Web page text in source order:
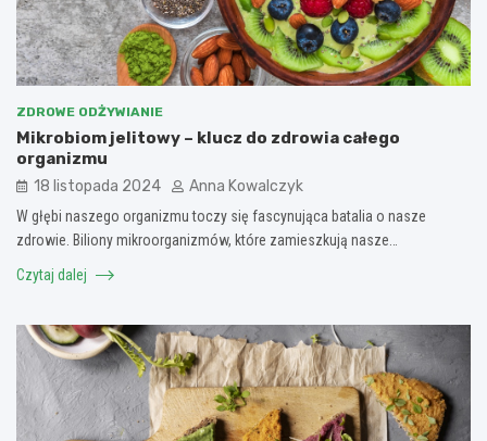
ZDROWE ODŻYWIANIE
Mikrobiom jelitowy – klucz do zdrowia całego
organizmu
18 listopada 2024 Anna Kowalczyk
W głębi naszego organizmu toczy się fascynująca batalia o nasze
zdrowie. Biliony mikroorganizmów, które zamieszkują nasze…
Czytaj dalej